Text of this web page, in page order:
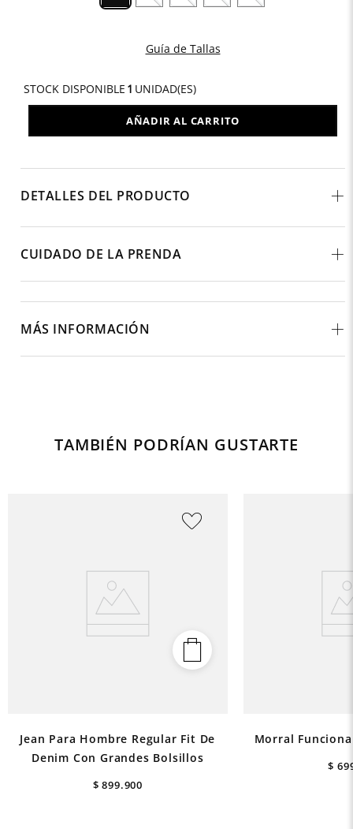
Guía de Tallas
STOCK DISPONIBLE 1 UNIDAD(ES)
AÑADIR AL CARRITO
DETALLES DEL PRODUCTO
CUIDADO DE LA PRENDA
MÁS INFORMACIÓN
TAMBIÉN PODRÍAN GUSTARTE
Jean Para Hombre Regular Fit De
Denim Con Grandes Bolsillos
$ 899.900
Morral
$